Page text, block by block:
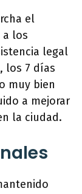
el
a los
legal
los 7 días
muy bien
a mejorar
la ciudad.